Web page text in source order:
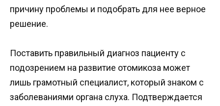
причину проблемы и подобрать для нее верное
решение.
Поставить правильный диагноз пациенту с
подозрением на развитие отомикоза может
лишь грамотный специалист, который знаком с
заболеваниями органа слуха. Подтверждается